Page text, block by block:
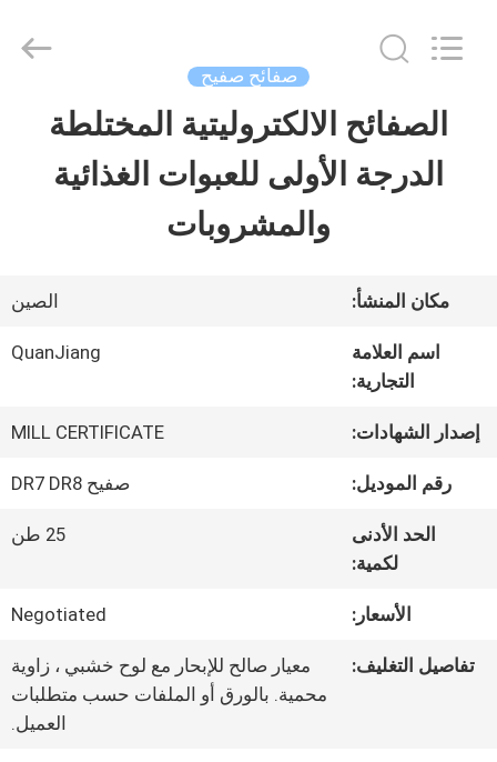
أشرطة
فيديو
معلومات
المعمل
METAL
صفائح صفيح
الصفائح الالكتروليتية المختلطة
الدرجة الأولى للعبوات الغذائية
والمشروبات
مكان المنشأ: الصين
اسم العلامة
التجارية:
QuanJiang
إصدار الشهادات: MILL CERTIFICATE
رقم الموديل: صفيح DR7 DR8
الحد الأدنى
لكمية:
25 طن
الأسعار: Negotiated
تفاصيل التغليف:
معيار صالح للإبحار مع لوح خشبي ، زاوية
محمية. بالورق أو الملفات حسب متطلبات
العميل.